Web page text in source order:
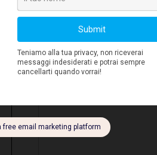
dalle donne (29%contro l'
più attente a benefici
conciliare carriera e vita